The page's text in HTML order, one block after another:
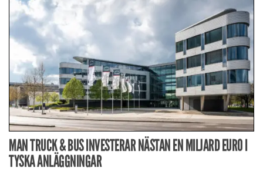
MAN TRUCK & BUS INVESTERAR NÄSTAN EN MILJARD EURO I
TYSKA ANLÄGGNINGAR